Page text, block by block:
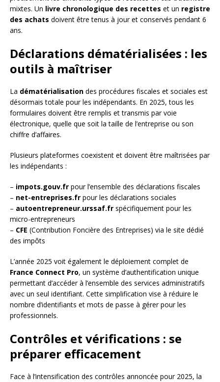
mixtes. Un livre chronologique des recettes et un registre
des achats doivent être tenus à jour et conservés pendant 6
ans.
Déclarations dématérialisées : les
outils à maîtriser
La dématérialisation des procédures fiscales et sociales est
désormais totale pour les indépendants. En 2025, tous les
formulaires doivent être remplis et transmis par voie
électronique, quelle que soit la taille de l’entreprise ou son
chiffre d’affaires.
Plusieurs plateformes coexistent et doivent être maîtrisées par
les indépendants :
– impots.gouv.fr pour l’ensemble des déclarations fiscales
– net-entreprises.fr pour les déclarations sociales
– autoentrepreneur.urssaf.fr spécifiquement pour les
micro-entrepreneurs
– CFE (Contribution Foncière des Entreprises) via le site dédié
des impôts
L’année 2025 voit également le déploiement complet de
France Connect Pro, un système d’authentification unique
permettant d’accéder à l’ensemble des services administratifs
avec un seul identifiant. Cette simplification vise à réduire le
nombre d’identifiants et mots de passe à gérer pour les
professionnels.
Contrôles et vérifications : se
préparer efficacement
Face à l’intensification des contrôles annoncée pour 2025, la